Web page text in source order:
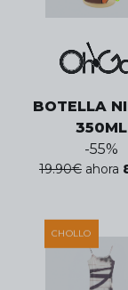
BOTELLA
350ML
-55%
19.90€ ahora
CHOLLO